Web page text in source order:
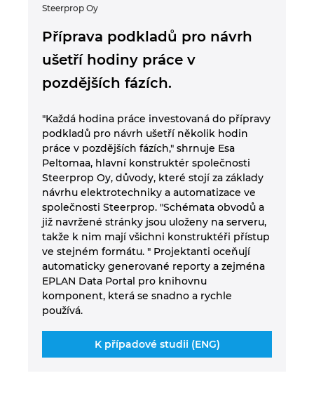
Steerprop Oy
Příprava podkladů pro návrh
ušetří hodiny práce v
pozdějších fázích.
"Každá hodina práce investovaná do přípravy
podkladů pro návrh ušetří několik hodin
práce v pozdějších fázích," shrnuje Esa
Peltomaa, hlavní konstruktér společnosti
Steerprop Oy, důvody, které stojí za základy
návrhu elektrotechniky a automatizace ve
společnosti Steerprop. "Schémata obvodů a
již navržené stránky jsou uloženy na serveru,
takže k nim mají všichni konstruktéři přístup
ve stejném formátu. " Projektanti oceňují
automaticky generované reporty a zejména
EPLAN Data Portal pro knihovnu
komponent, která se snadno a rychle
používá.
K případové studii (ENG)